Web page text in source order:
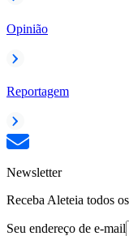
Opinião
Reportagem
Newsletter
Receba Aleteia todos
Seu endereço de e-mail